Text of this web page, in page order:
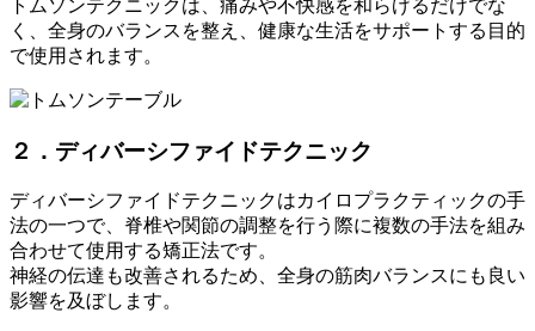
トムソンテクニックは、痛みや不快感を和らげるだけでな
く、全身のバランスを整え、健康な生活をサポートする目的
で使用されます。
２．ディバーシファイドテクニック
ディバーシファイドテクニックはカイロプラクティックの手
法の一つで、脊椎や関節の調整を行う際に複数の手法を組み
合わせて使用する矯正法です。
神経の伝達も改善されるため、全身の筋肉バランスにも良い
影響を及ぼします。